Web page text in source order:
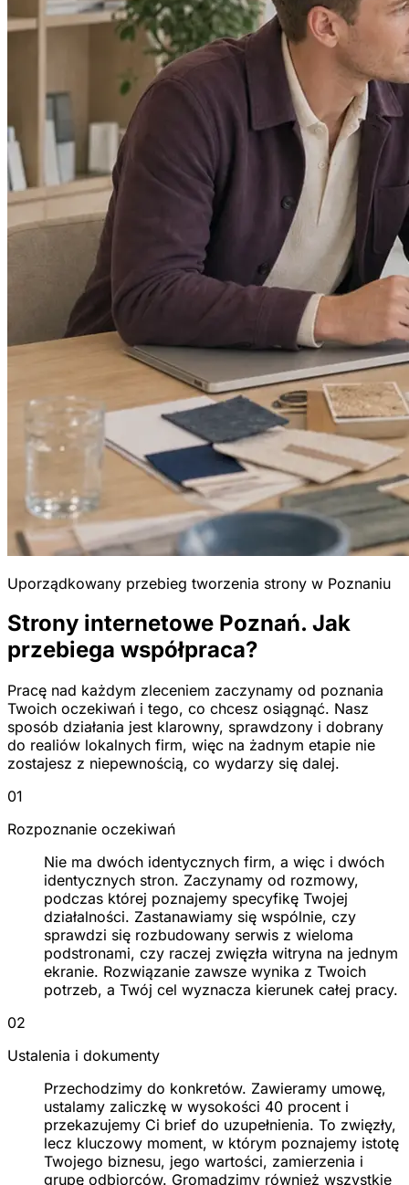
Uporządkowany przebieg tworzenia strony w Poznaniu
Strony internetowe Poznań. Jak
przebiega współpraca?
Pracę nad każdym zleceniem zaczynamy od poznania
Twoich oczekiwań i tego, co chcesz osiągnąć. Nasz
sposób działania jest klarowny, sprawdzony i dobrany
do realiów lokalnych firm, więc na żadnym etapie nie
zostajesz z niepewnością, co wydarzy się dalej.
01
Rozpoznanie oczekiwań
Nie ma dwóch identycznych firm, a więc i dwóch
identycznych stron. Zaczynamy od rozmowy,
podczas której poznajemy specyfikę Twojej
działalności. Zastanawiamy się wspólnie, czy
sprawdzi się rozbudowany serwis z wieloma
podstronami, czy raczej zwięzła witryna na jednym
ekranie. Rozwiązanie zawsze wynika z Twoich
potrzeb, a Twój cel wyznacza kierunek całej pracy.
02
Ustalenia i dokumenty
Przechodzimy do konkretów. Zawieramy umowę,
ustalamy zaliczkę w wysokości 40 procent i
przekazujemy Ci brief do uzupełnienia. To zwięzły,
lecz kluczowy moment, w którym poznajemy istotę
Twojego biznesu, jego wartości, zamierzenia i
grupę odbiorców. Gromadzimy również wszystkie